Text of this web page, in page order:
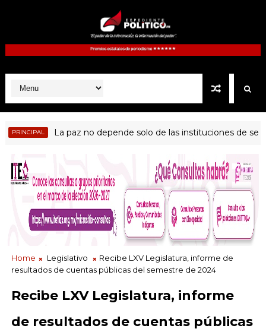
La paz no depende solo de las instituciones de
Home Legislativo
Recibe LXV Legislatura, informe de
resultados de cuentas públicas del semestre de 2024
Recibe LXV Legislatura, informe
de resultados de cuentas públicas